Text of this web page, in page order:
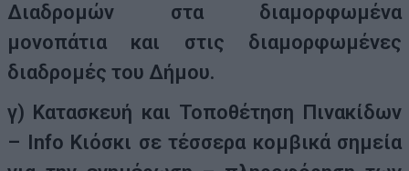
Διαδρομών στα διαμορφωμένα
μονοπάτια και στις διαμορφωμένες
διαδρομές του Δήμου.
γ) Κατασκευή και Τοποθέτηση Πινακίδων
– Info Κιόσκι σε τέσσερα κομβικά σημεία